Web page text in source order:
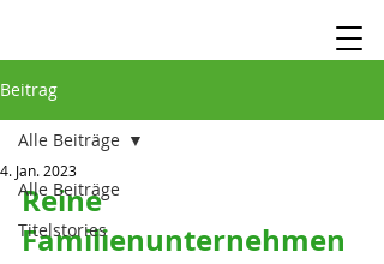
Beitrag
Alle Beiträge
Titelstories
Alle Beiträge
4. Jan. 2023
Reine
Familienunternehmen